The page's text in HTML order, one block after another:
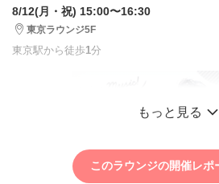
8/12(月・祝) 15:00〜16:30
東京ラウンジ5F
東京駅から徒歩1分
もっと見る
このラウンジの開催レポ